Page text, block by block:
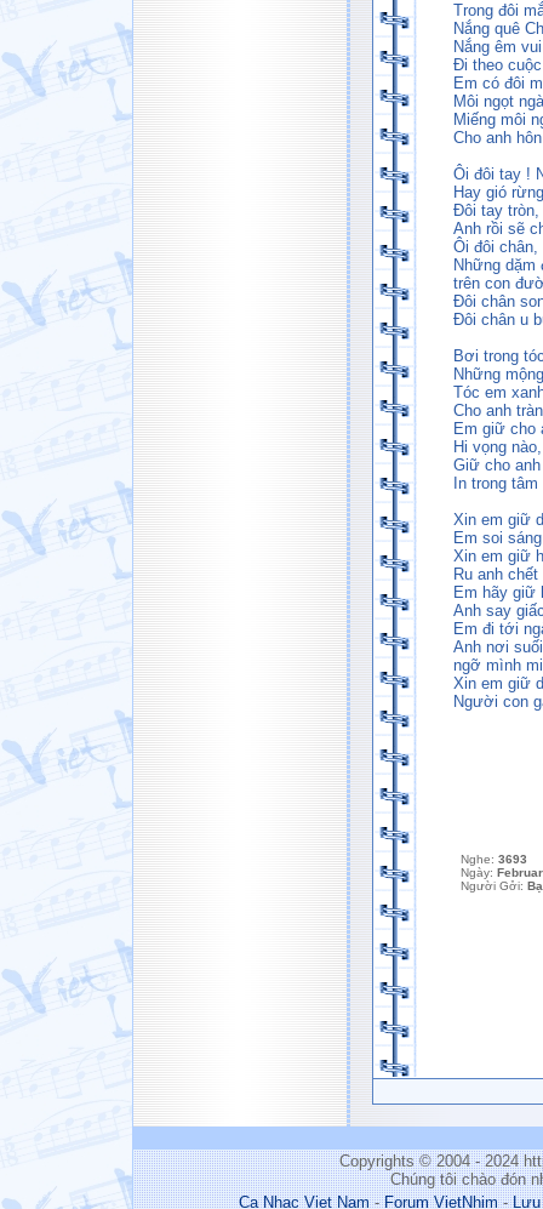
Trong đôi
Nắng quê
Nắng êm
Đi theo
Em có đôi
Môi ngọt
Miếng môi
Cho anh
Ôi đôi tay !
Hay gió
Đôi tay
Anh rồi sẽ
Ôi đôi chân,
Những
trên con
Đôi chân
Đôi chân u
Bơi trong
Những
Tóc em
Cho anh
Em giữ cho
Hi vọng
Giữ cho
In trong
Xin em giữ
Em soi
Xin em giữ
Ru anh
Em hãy giữ
Anh say
Em đi tới
Anh nơi
ngỡ mình
Xin em giữ
Người con
Nghe: 3693
Ngày:
Người Gởi:
Copyrights © 2004 - 2024
Chúng tôi chào đón
Ca Nhac Viet Nam-Forum VietNhim-